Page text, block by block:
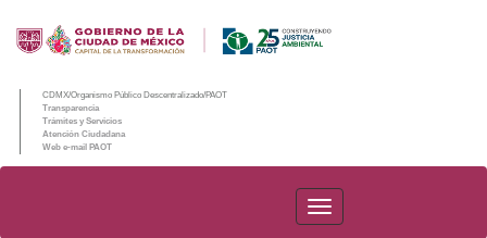
CDMX/Organismo Público Descentralizado/PAOT
Transparencia
Trámites y Servicios
Atención Ciudadana
Web e-mail PAOT
PAOT